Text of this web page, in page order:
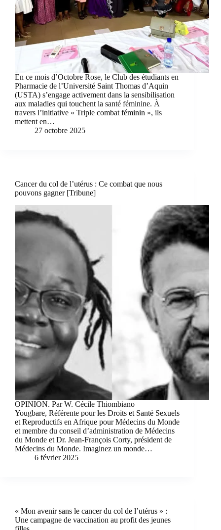
En ce mois d’Octobre Rose, le Club des étudiants en
Pharmacie de l’Université Saint Thomas d’Aquin
(USTA) s’engage activement dans la sensibilisation
aux maladies qui touchent la santé féminine. À
travers l’initiative « Triple combat féminin », ils
mettent en…
27 octobre 2025
Cancer du col de l’utérus : Ce combat que nous
pouvons gagner [Tribune]
OPINION. Par W. Cécile Thiombiano
Yougbare, Référente pour les Droits et Santé Sexuels
et Reproductifs en Afrique pour Médecins du Monde
et membre du conseil d’administration de Médecins
du Monde et Dr. Jean-François Corty, président de
Médecins du Monde. Imaginez un monde…
6 février 2025
« Mon avenir sans le cancer du col de l’utérus » :
Une campagne de vaccination au profit des jeunes